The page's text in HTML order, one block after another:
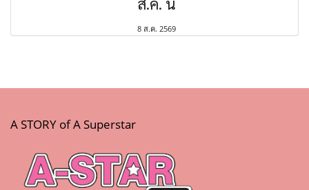
8 ส.ค. 2569
A STORY of A Superstar